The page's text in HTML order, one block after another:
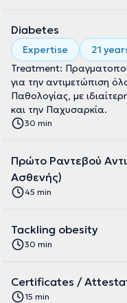
Diabetes
Expertise
21
Treatment:
για την αντιμετώπιση
Παθολογίας, με
και την Παχυσαρκία.
30 min
Πρώτο Ραντεβού
Ασθενής)
45 min
Tackling obesity
30 min
Certificates /
15 min